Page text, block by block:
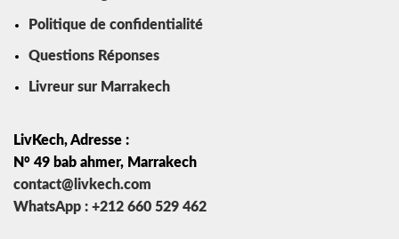
Politique de confidentialité
Questions Réponses
Livreur sur Marrakech
LivKech, Adresse :
N° 49 bab ahmer, Marrakech
contact@livkech.com
WhatsApp : +212 660 529 462